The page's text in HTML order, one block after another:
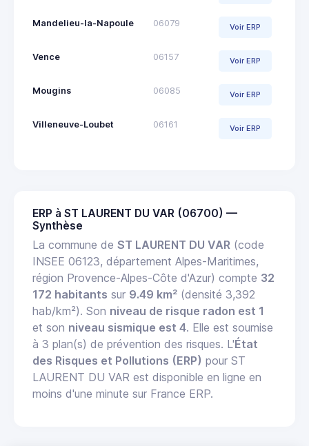
Mandelieu-la-Napoule 06079 Voir ERP
Vence 06157 Voir ERP
Mougins 06085 Voir ERP
Villeneuve-Loubet 06161 Voir ERP
ERP à ST LAURENT DU VAR (06700) —
Synthèse
La commune de ST LAURENT DU VAR (code
INSEE 06123, département Alpes-Maritimes,
région Provence-Alpes-Côte d'Azur) compte 32
172 habitants sur 9.49 km² (densité 3,392
hab/km²). Son niveau de risque radon est 1
et son niveau sismique est 4. Elle est soumise
à 3 plan(s) de prévention des risques. L'État
des Risques et Pollutions (ERP) pour ST
LAURENT DU VAR est disponible en ligne en
moins d'une minute sur France ERP.